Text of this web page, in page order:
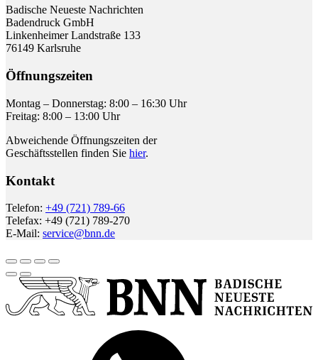
Badische Neueste Nachrichten
Badendruck GmbH
Linkenheimer Landstraße 133
76149 Karlsruhe
Öffnungszeiten
Montag – Donnerstag: 8:00 – 16:30 Uhr
Freitag: 8:00 – 13:00 Uhr
Abweichende Öffnungszeiten der
Geschäftsstellen finden Sie hier.
Kontakt
Telefon: +49 (721) 789-66
Telefax: +49 (721) 789-270
E-Mail: service@bnn.de